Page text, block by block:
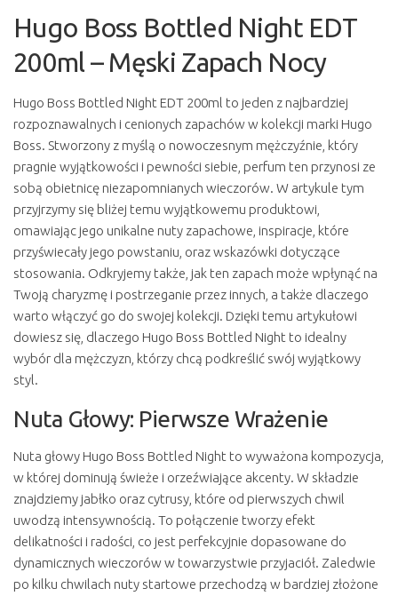
Hugo Boss Bottled Night EDT
200ml – Męski Zapach Nocy
Hugo Boss Bottled Night EDT 200ml to jeden z najbardziej
rozpoznawalnych i cenionych zapachów w kolekcji marki Hugo
Boss. Stworzony z myślą o nowoczesnym mężczyźnie, który
pragnie wyjątkowości i pewności siebie, perfum ten przynosi ze
sobą obietnicę niezapomnianych wieczorów. W artykule tym
przyjrzymy się bliżej temu wyjątkowemu produktowi,
omawiając jego unikalne nuty zapachowe, inspiracje, które
przyświecały jego powstaniu, oraz wskazówki dotyczące
stosowania. Odkryjemy także, jak ten zapach może wpłynąć na
Twoją charyzmę i postrzeganie przez innych, a także dlaczego
warto włączyć go do swojej kolekcji. Dzięki temu artykułowi
dowiesz się, dlaczego Hugo Boss Bottled Night to idealny
wybór dla mężczyzn, którzy chcą podkreślić swój wyjątkowy
styl.
Nuta Głowy: Pierwsze Wrażenie
Nuta głowy Hugo Boss Bottled Night to wyważona kompozycja,
w której dominują świeże i orzeźwiające akcenty. W składzie
znajdziemy jabłko oraz cytrusy, które od pierwszych chwil
uwodzą intensywnością. To połączenie tworzy efekt
delikatności i radości, co jest perfekcyjnie dopasowane do
dynamicznych wieczorów w towarzystwie przyjaciół. Zaledwie
po kilku chwilach nuty startowe przechodzą w bardziej złożone